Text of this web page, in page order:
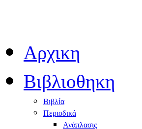
Αρχικη
Βιβλιοθηκη
Βιβλία
Περιοδικά
Ανάπλασις